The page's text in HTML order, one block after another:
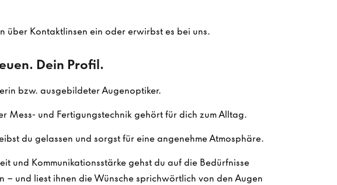
über Kontaktlinsen ein oder erwirbst es bei uns.
Dein Profil.
bzw. ausgebildeter Augenoptiker.
Mess- und Fertigungstechnik gehört für dich zum Alltag.
du gelassen und sorgst für eine angenehme Atmosphäre.
und Kommunikationsstärke gehst du auf die Bedürfnisse
– und liest ihnen die Wünsche sprichwörtlich von den Augen